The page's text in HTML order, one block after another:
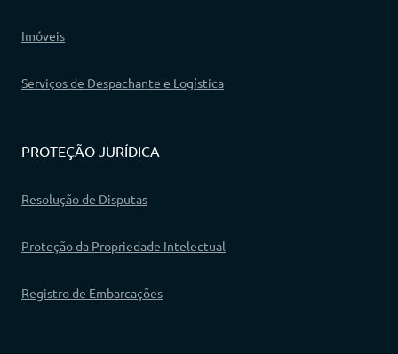
Imóveis
Serviços de Despachante e Logística
PROTEÇÃO JURÍDICA
Resolução de Disputas
Proteção da Propriedade Intelectual
Registro de Embarcações